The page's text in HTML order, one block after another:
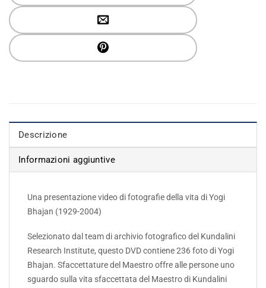
Descrizione
Informazioni aggiuntive
Una presentazione video di fotografie della vita di Yogi
Bhajan (1929-2004)
Selezionato dal team di archivio fotografico del Kundalini
Research Institute, questo DVD contiene 236 foto di Yogi
Bhajan. Sfaccettature del Maestro offre alle persone uno
sguardo sulla vita sfaccettata del Maestro di Kundalini